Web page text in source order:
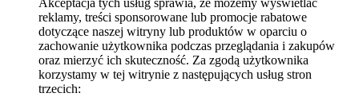
Akceptacja tych usług sprawia, że możemy wyświetlać
reklamy, treści sponsorowane lub promocje rabatowe
dotyczące naszej witryny lub produktów w oparciu o
zachowanie użytkownika podczas przeglądania i zakupów
oraz mierzyć ich skuteczność. Za zgodą użytkownika
korzystamy w tej witrynie z następujących usług stron
trzecich: